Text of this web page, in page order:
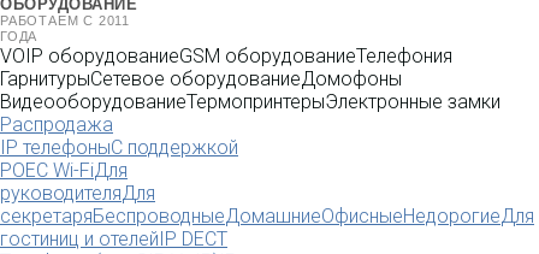
ОБОРУДОВАНИЕ
РАБОТАЕМ С 2011
ГОДА
VOIP оборудованиеGSM оборудованиеТелефония
ГарнитурыСетевое оборудованиеДомофоны
ВидеооборудованиеТермопринтерыЭлектронные замки
Распродажа
IP телефоныС поддержкой
POEC Wi-FiДля
руководителяДля
секретаряБеспроводныеДомашниеОфисныеНедорогиеДля
гостиниц и отелейIP DECT